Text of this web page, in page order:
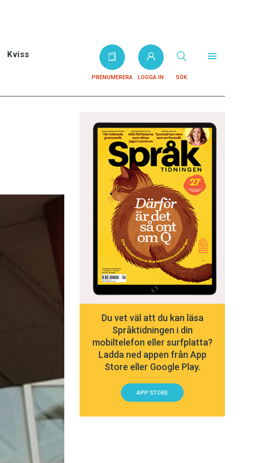
Kviss
PRENUMERERA LOGGA IN SÖK
Du vet väl att du kan läsa
Språktidningen i din
mobiltelefon eller surfplatta?
Ladda ned appen från App
Store eller Google Play.
APP STORE